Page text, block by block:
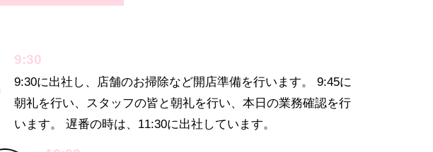
9:30
9:30に出社し、店舗のお掃除など開店準備を行います。 9:45に
朝礼を行い、スタッフの皆と朝礼を行い、本日の業務確認を行
います。 遅番の時は、11:30に出社しています。